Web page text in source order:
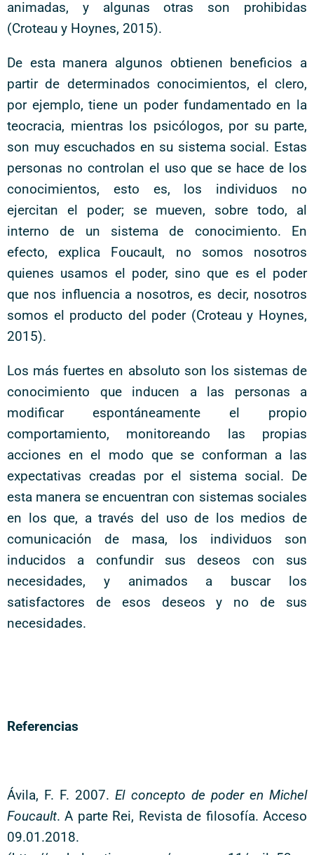
animadas, y algunas otras son prohibidas
(Croteau y Hoynes, 2015).
De esta manera algunos obtienen beneficios a
partir de determinados conocimientos, el clero,
por ejemplo, tiene un poder fundamentado en la
teocracia, mientras los psicólogos, por su parte,
son muy escuchados en su sistema social. Estas
personas no controlan el uso que se hace de los
conocimientos, esto es, los individuos no
ejercitan el poder; se mueven, sobre todo, al
interno de un sistema de conocimiento. En
efecto, explica Foucault, no somos nosotros
quienes usamos el poder, sino que es el poder
que nos influencia a nosotros, es decir, nosotros
somos el producto del poder (Croteau y Hoynes,
2015).
Los más fuertes en absoluto son los sistemas de
conocimiento que inducen a las personas a
modificar espontáneamente el propio
comportamiento, monitoreando las propias
acciones en el modo que se conforman a las
expectativas creadas por el sistema social. De
esta manera se encuentran con sistemas sociales
en los que, a través del uso de los medios de
comunicación de masa, los individuos son
inducidos a confundir sus deseos con sus
necesidades, y animados a buscar los
satisfactores de esos deseos y no de sus
necesidades.
Referencias
Ávila, F. F. 2007.El concepto de poder en Michel
Foucault. A parte Rei, Revista de filosofía. Acceso
09.01.2018.